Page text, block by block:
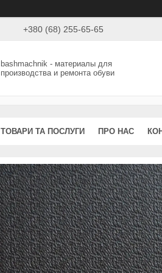
+380 (68) 255-65-65
bashmachnik - материалы для
производства и ремонта обуви
ТОВАРИ ТА ПОСЛУГИ ПРО НАС